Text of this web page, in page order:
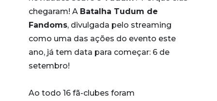
chegaram! A Batalha Tudum de
Fandoms, divulgada pelo streaming
como uma das ações do evento este
ano, já tem data para começar: 6 de
setembro!
Ao todo 16 fã-clubes foram